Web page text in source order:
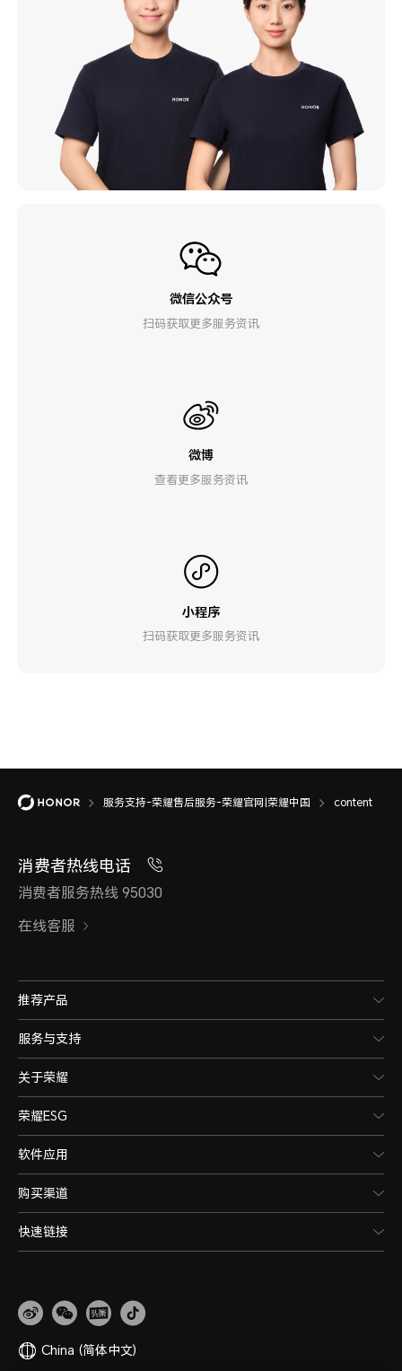
微信公众号
扫码获取更多服务资讯
微博
查看更多服务资讯
小程序
扫码获取更多服务资讯
服务支持-荣耀售后服务-荣耀官网|荣耀中国 content
消费者热线电话
消费者服务热线 95030
在线客服
推荐产品
服务与支持
关于荣耀
荣耀ESG
软件应用
购买渠道
快速链接
China (简体中文)